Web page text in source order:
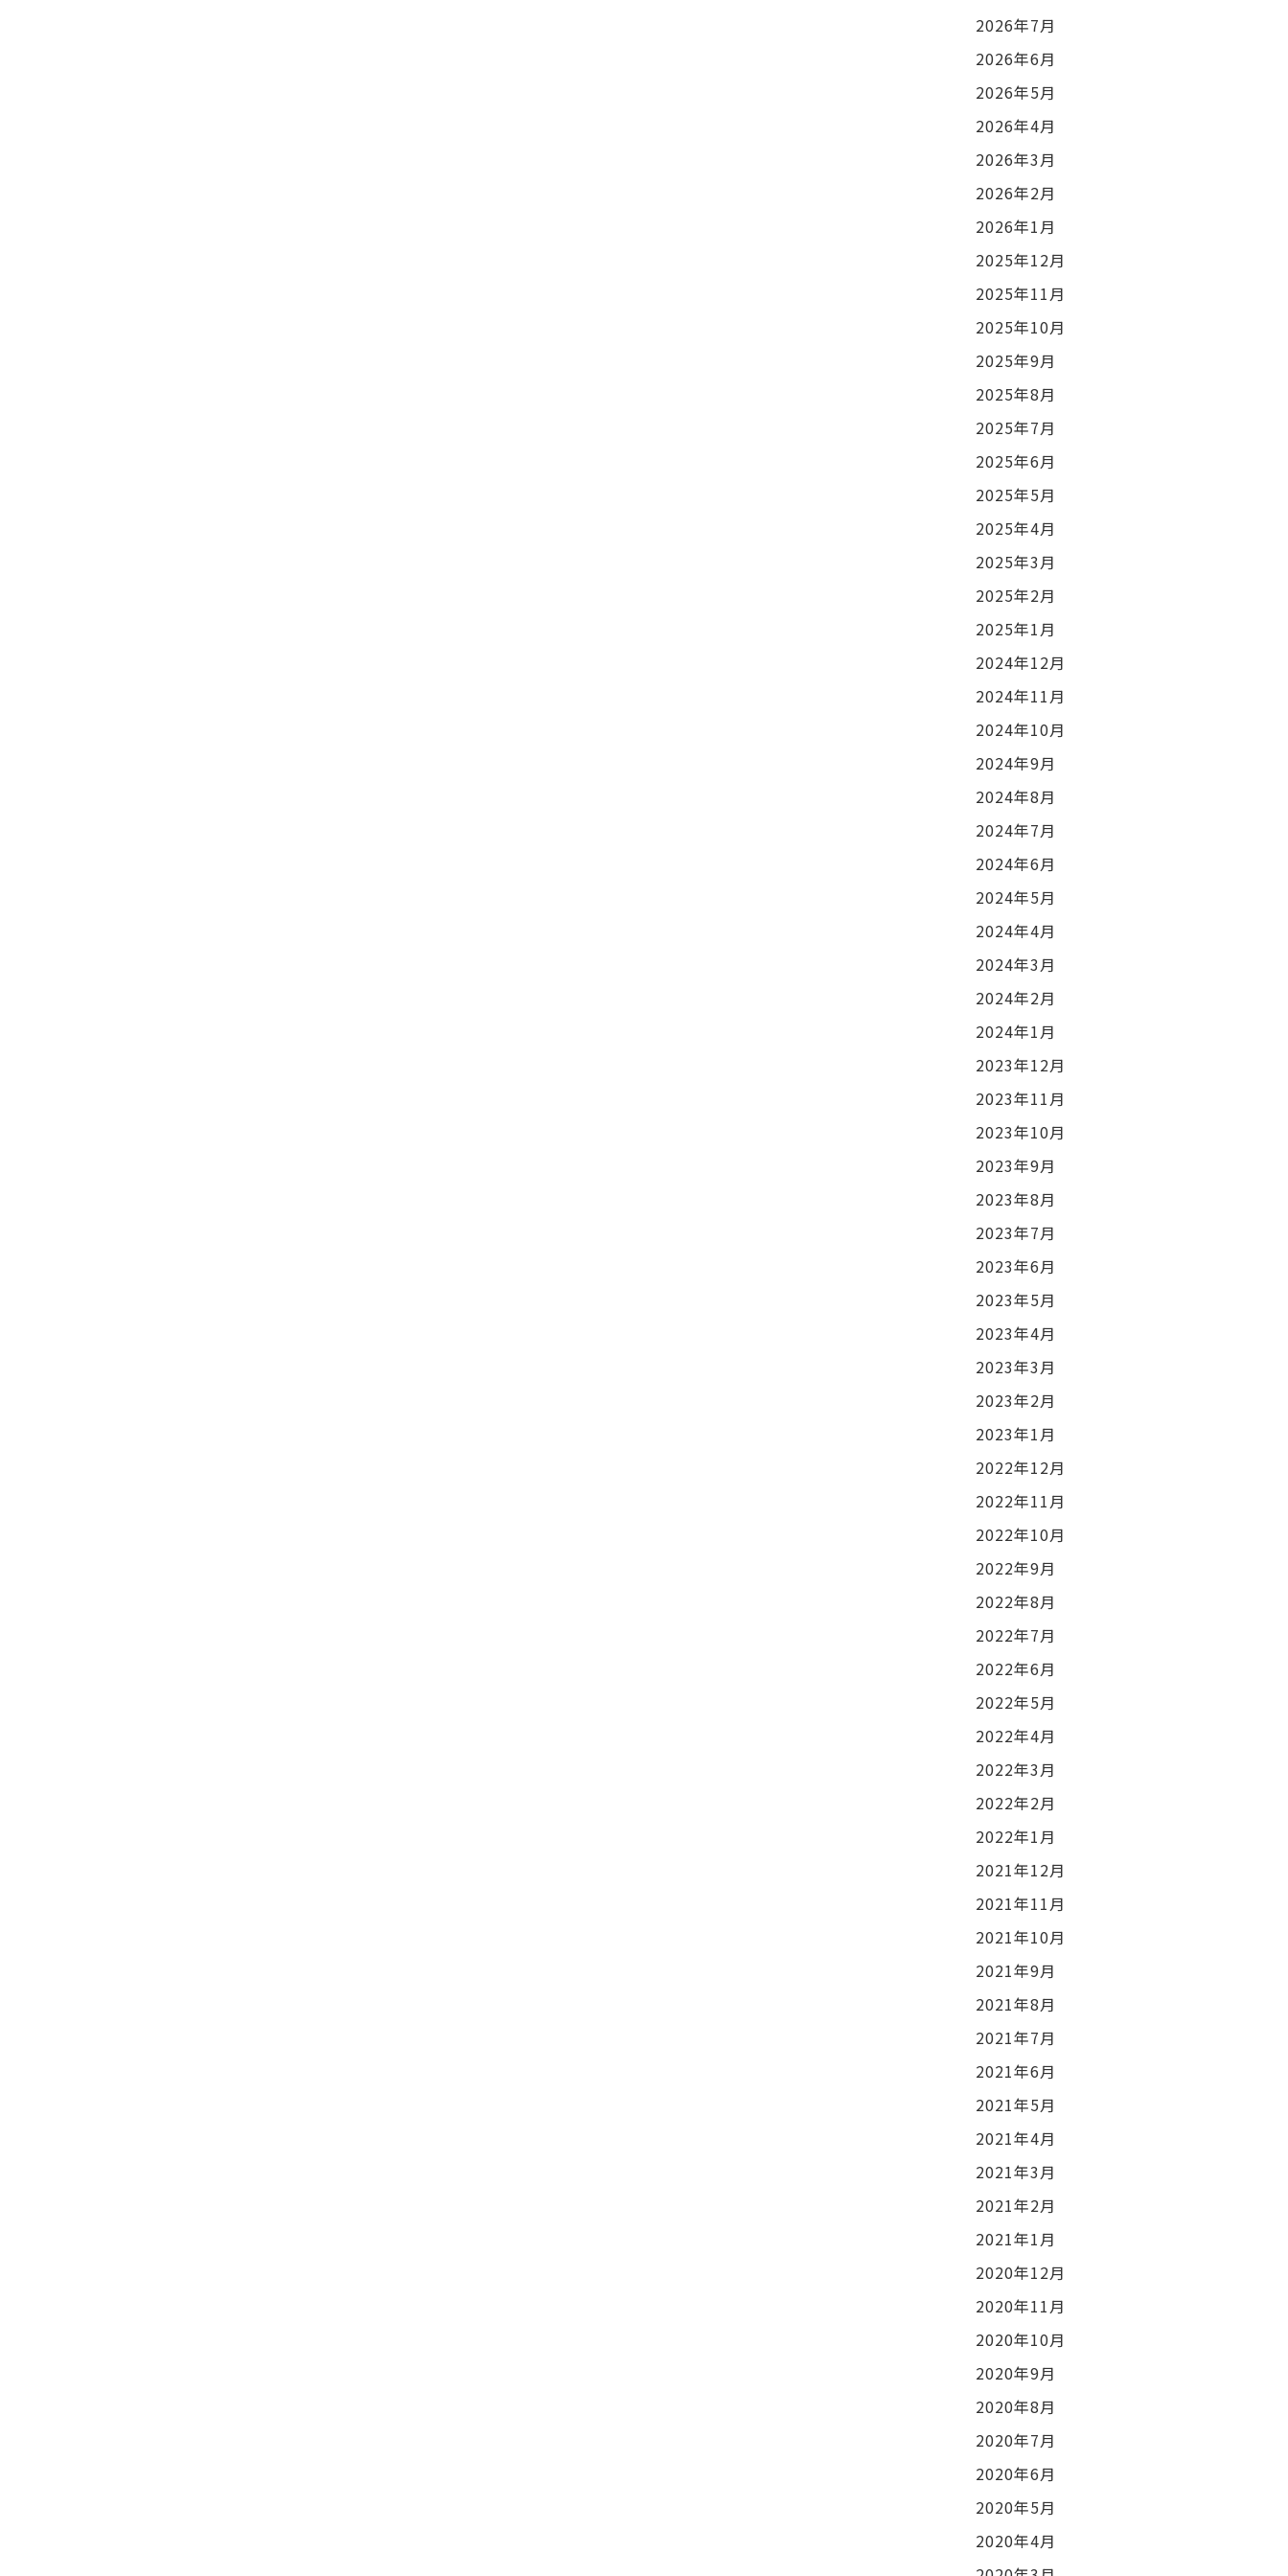
2026年7月
2026年6月
2026年5月
2026年4月
2026年3月
2026年2月
2026年1月
2025年12月
2025年11月
2025年10月
2025年9月
2025年8月
2025年7月
2025年6月
2025年5月
2025年4月
2025年3月
2025年2月
2025年1月
2024年12月
2024年11月
2024年10月
2024年9月
2024年8月
2024年7月
2024年6月
2024年5月
2024年4月
2024年3月
2024年2月
2024年1月
2023年12月
2023年11月
2023年10月
2023年9月
2023年8月
2023年7月
2023年6月
2023年5月
2023年4月
2023年3月
2023年2月
2023年1月
2022年12月
2022年11月
2022年10月
2022年9月
2022年8月
2022年7月
2022年6月
2022年5月
2022年4月
2022年3月
2022年2月
2022年1月
2021年12月
2021年11月
2021年10月
2021年9月
2021年8月
2021年7月
2021年6月
2021年5月
2021年4月
2021年3月
2021年2月
2021年1月
2020年12月
2020年11月
2020年10月
2020年9月
2020年8月
2020年7月
2020年6月
2020年5月
2020年4月